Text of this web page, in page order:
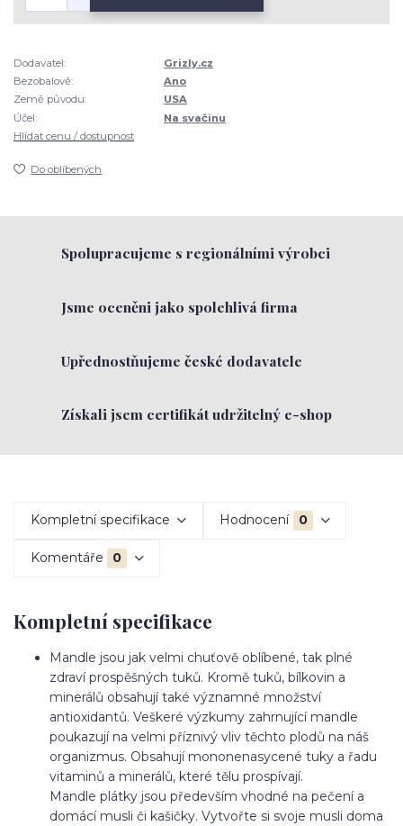
Dodavatel:
Grizly.cz
Bezobalově:
Ano
Země původu:
USA
Účel:
Na svačinu
Hlídat cenu / dostupnost
Do oblíbených
Spolupracujeme s regionálními výrobci
Jsme oceněni jako spolehlivá firma
Upřednostňujeme české dodavatele
Získali jsem certifikát udržitelný e-shop
Kompletní specifikace Hodnocení 0
Komentáře 0
Kompletní specifikace
Mandle jsou jak velmi chuťově oblíbené, tak plné
zdraví prospěšných tuků. Kromě tuků, bílkovin a
minerálů obsahují také významné množství
antioxidantů. Veškeré výzkumy zahrnující mandle
poukazují na velmi příznivý vliv těchto plodů na náš
organizmus. Obsahují mononenasycené tuky a řadu
vitaminů a minerálů, které tělu prospívají.
Mandle plátky jsou především vhodné na pečení a
domácí musli či kašičky. Vytvořte si svoje musli doma